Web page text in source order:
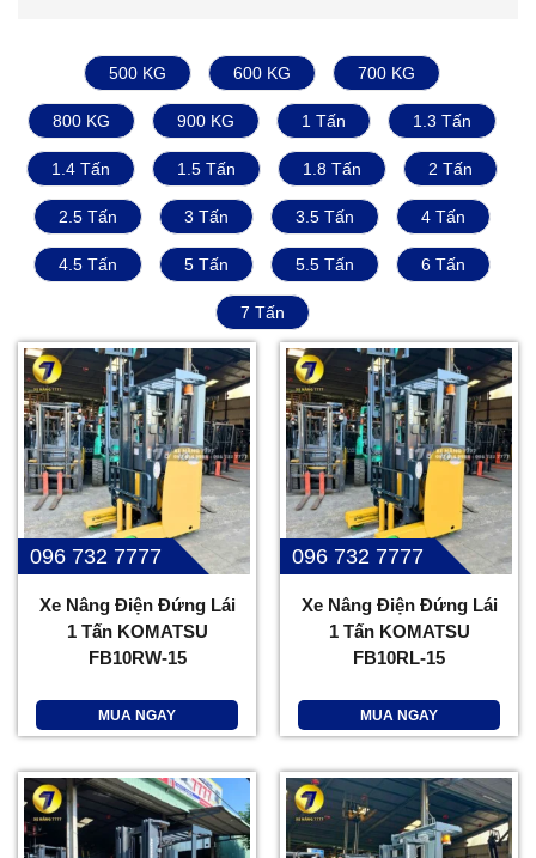
500 KG 600 KG 700 KG
800 KG 900 KG 1 Tấn 1.3 Tấn
1.4 Tấn 1.5 Tấn 1.8 Tấn 2 Tấn
2.5 Tấn 3 Tấn 3.5 Tấn 4 Tấn
4.5 Tấn 5 Tấn 5.5 Tấn 6 Tấn
7 Tấn
096 732 7777
Xe Nâng Điện Đứng Lái
1 Tấn KOMATSU
FB10RW-15
MUA NGAY
096 732 7777
Xe Nâng Điện Đứng Lái
1 Tấn KOMATSU
FB10RL-15
MUA NGAY